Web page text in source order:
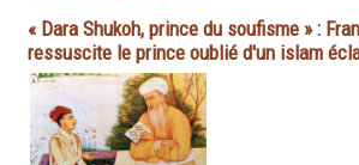
« Dara Shukoh, prince du soufisme » :
ressuscite le prince oublié d'un islam